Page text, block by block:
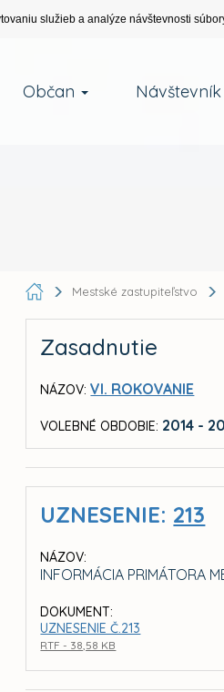
služieb a analýze návštevnosti
Občan Návštevník
Mestské zastupiteľstvo
Zasadnutie
NÁZOV: VI. ROKOVANIE
VOLEBNÉ OBDOBIE: 2014 -
UZNESENIE: 213
NÁZOV:
INFORMÁCIA PRIMÁTORA
DOKUMENT:
UZNESENIE Č.213
RTF - 38,58 KB